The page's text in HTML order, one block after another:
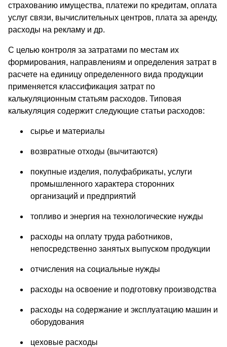
страхованию имущества, платежи по кредитам, оплата
услуг связи, вычислительных центров, плата за аренду,
расходы на рекламу и др.
С целью контроля за затратами по местам их
формирования, направлениям и определения затрат в
расчете на единицу определенного вида продукции
применяется классификация затрат по
калькуляционным статьям расходов. Типовая
калькуляция содержит следующие статьи расходов:
сырье и материалы
возвратные отходы (вычитаются)
покупные изделия, полуфабрикаты, услуги
промышленного характера сторонних
организаций и предприятий
топливо и энергия на технологические нужды
расходы на оплату труда работников,
непосредственно занятых выпуском продукции
отчисления на социальные нужды
расходы на освоение и подготовку производства
расходы на содержание и эксплуатацию машин и
оборудования
цеховые расходы